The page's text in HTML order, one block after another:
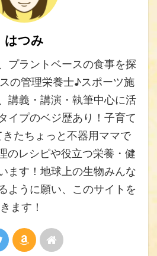
はつみ
プラントベースの食事を探
の管理栄養士♪スポーツ施
講義・講演・執筆中心に活
イプのベジ歴あり！子育て
たちょっと不器用ママで
のレシピや役立つ栄養・健
ます！地球上の生物みんな
ように願い、このサイトを
いきます！